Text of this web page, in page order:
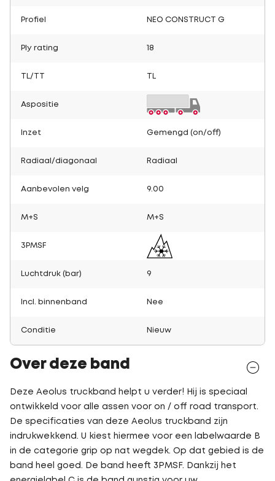
Profiel NEO CONSTRUCT G
Ply rating 18
TL/TT
Aspositie
Inzet Gemengd (on/off)
Radiaal/diagonaal Radiaal
Aanbevolen velg 9.00
M+S M+S
3PMSF
Luchtdruk (bar) 9
Incl. binnenband Nee
Conditie Nieuw
Over deze band
Deze Aeolus truckband helpt u verder! Hij is speciaal
ontwikkeld voor alle assen voor on / off road transport.
De specificaties van deze Aeolus truckband zijn
indrukwekkend. U kiest hiermee voor een labelwaarde B
in de categorie grip op nat wegdek. Op dat gebied is de
band heel goed. De band heeft 3PMSF. Dankzij het